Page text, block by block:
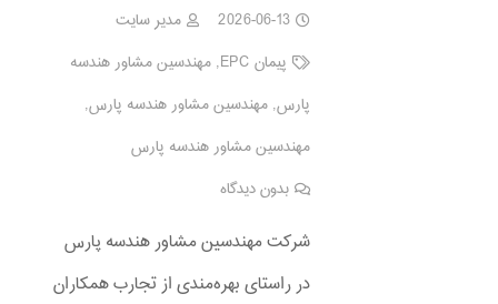
2026-06-13
مدیر سایت
پیمان EPC
,مهندسین مشاور هندسه
پارس,مهندسین مشاور هندسه پارس,
مهندسین مشاور هندسه پارس
بدون دیدگاه
شرکت مهندسین مشاور هندسه پارس
در راستای بهره‌مندی از تجارب همکاران